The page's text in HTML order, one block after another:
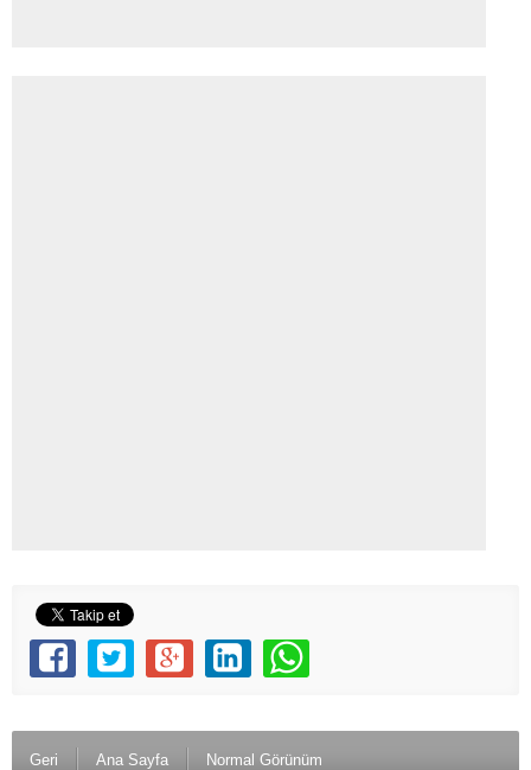
Geri Ana Sayfa Normal Görünüm